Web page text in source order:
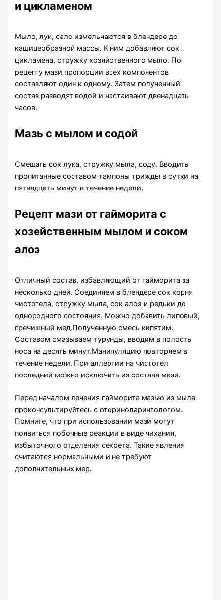
и цикламеном
Мыло, лук, сало измельчаются в блендере до
кашицеобразной массы. К ним добавляют сок
цикламена, стружку хозяйственного мыло. По
рецепту мази пропорции всех компонентов
составляют один к одному. Затем полученный
состав разводят водой и настаивают двенадцать
часов.
Мазь с мылом и содой
Смешать сок лука, стружку мыла, соду. Вводить
пропитанные составом тампоны трижды в сутки на
пятнадцать минут в течение недели.
Рецепт мази от гайморита с
хозейственным мылом и соком
алоэ
Отличный состав, избавляющий от гайморита за
несколько дней. Соединяем в блендере сок корня
чистотела, стружку мыла, сок алоэ и редьки до
однородного состояния. Можно добавить липовый,
гречишный мед.Полученную смесь кипятим.
Составом смазываем турунды, вводим в полость
носа на десять минут.Манипуляцию повторяем в
течение недели. При аллергии на чистотел
последний можно исключить из состава мази.
Перед началом лечения гайморита мазью из мыла
проконсультируйтесь с оториноларингологом.
Помните, что при использовании мази могут
появиться побочные реакции в виде чихания,
избыточного отделения секрета. Такие явления
считаются нормальными и не требуют
дополнительных мер.